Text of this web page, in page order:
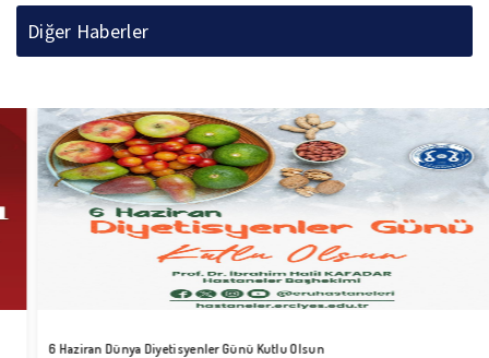
Diğer Haberler
6 Haziran Dünya Diyetisyenler Günü Kutlu Olsun